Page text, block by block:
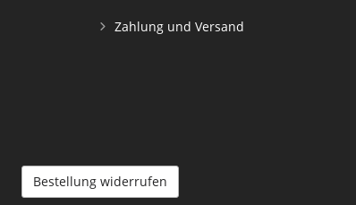
Zahlung und Versand
Bestellung widerrufen